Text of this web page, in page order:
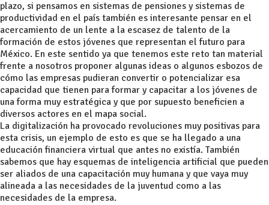
plazo, si pensamos en sistemas de pensiones y sistemas de
productividad en el país también es interesante pensar en el
acercamiento de un lente a la escasez de talento de la
formación de estos jóvenes que representan el futuro para
México. En este sentido ya que tenemos este reto tan material
frente a nosotros proponer algunas ideas o algunos esbozos de
cómo las empresas pudieran convertir o potencializar esa
capacidad que tienen para formar y capacitar a los jóvenes de
una forma muy estratégica y que por supuesto beneficien a
diversos actores en el mapa social.
La digitalización ha provocado revoluciones muy positivas para
esta crisis, un ejemplo de esto es que se ha llegado a una
educación financiera virtual que antes no existía. También
sabemos que hay esquemas de inteligencia artificial que pueden
ser aliados de una capacitación muy humana y que vaya muy
alineada a las necesidades de la juventud como a las
necesidades de la empresa.